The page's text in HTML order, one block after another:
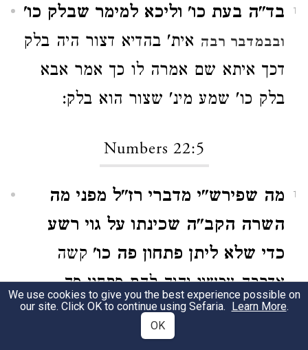
1 בד"ה בעת כו' וליכא למימר שבלק כו'
ובבמדבר רבה אית' בהדיא דצור היה בלק
דכך איתא שם אמרה לו כך אמר אבא
בלק כו' שמע מינ' שצור הוא בלק:
Numbers 22:5
1
מה שפירש"י מדברי רז"ל מפני מה
השרה הקב"ה שכינתו על גוי רשע
כדי שלא ליתן פתחון פה כו' קשה
אדרבה עכשיו יהיה להם פתחון פה
שיאמרו נתת לנו נביא והטעה אותנו
ואלמלא לא היה נביא לא היינו שומעין
We use cookies to give you the best experience possible on
our site. Click OK to continue using Sefaria. Learn More.
OK